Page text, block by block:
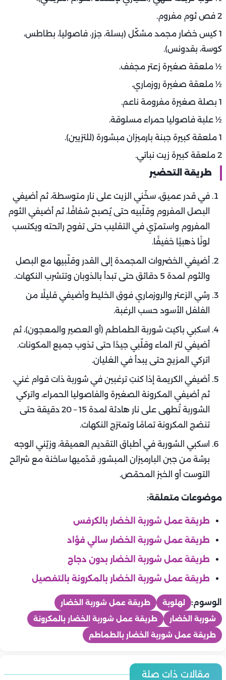
2 فص ثوم مفروم.
1 كيس خضار مجمد مشكّل (بسلة، جزر، فاصوليا، بطاطس،
كوسة، بقدونس).
½ ملعقة صغيرة زعتر مجفف.
½ ملعقة صغيرة روزماري.
1 بصلة صغيرة مفرومة ناعم.
½ علبة فاصوليا حمراء مسلوقة.
1 ملعقة كبيرة جبنة بارميزان مبشورة (للتزيين).
2 ملعقة كبيرة زيت نباتي.
طريقة التحضير
في قدر عميق، سخّني الزيت على نار متوسطة، ثم أضيفي
البصل المفروم وقلّبيه حتى يُصبح شفافًا، ثم أضيفي الثوم
المفروم واستمرّي في التقليب حتى تفوح رائحته ويكتسب
لونًا ذهبيًا خفيفًا.
أضيفي الخضروات المجمدة إلى القدر وقلّبيها مع البصل
والثوم لمدة 5 دقائق حتى تبدأ بالذوبان وتتشرب النكهات.
رشي الزعتر والروزماري فوق الخليط وأضيفي قليلًا من
الفلفل الأسود حسب الرغبة.
اسكبي باكيت شوربة الطماطم (أو العصير والمعجون)، ثم
أضيفي لتر الماء وقلّبي جيدًا حتى تذوب جميع المكونات.
اتركي المزيج حتى يبدأ في الغليان.
أضيفي الكريمة إذا كنتِ ترغبين في شوربة ذات قوام غني،
ثم أضيفي المكرونة الصغيرة والفاصوليا الحمراء، واتركي
الشوربة تُطهى على نار هادئة لمدة 15 – 20 دقيقة حتى
تنضج المكرونة تمامًا وتمتزج النكهات.
اسكبي الشوربة في أطباق التقديم العميقة، وزيّني الوجه
برشة من جبن البارميزان المبشور. قدّميها ساخنة مع شرائح
التوست أو الخبز المحمّص.
موضوعات متعلقة:
طريقة عمل شوربة الخضار بالكرفس
طريقة عمل شوربة الخضار سالي فؤاد
طريقة عمل شوربة الخضار بدون دجاج
طريقة عمل شوربة الخضار بالمكرونة بالتفصيل
الوسوم: لهلوبة
طريقة عمل شوربة الخضار
شوربة الخضار
طريقة عمل شوربة الخضار بالمكرونة
طريقة عمل شوربة الخضار بالطماطم
مقالات ذات صلة
أسعار الخضروات والفاكهة اليوم | الخميس 6-8-2026 في مصر.. اخر
المطبخ